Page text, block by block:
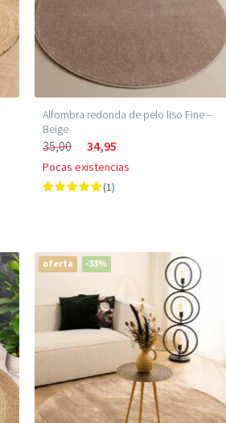
Alfombra redonda de pelo liso Fine –
Beige
35,00 34,95
Pocas existencias
(1)
oferta -33%